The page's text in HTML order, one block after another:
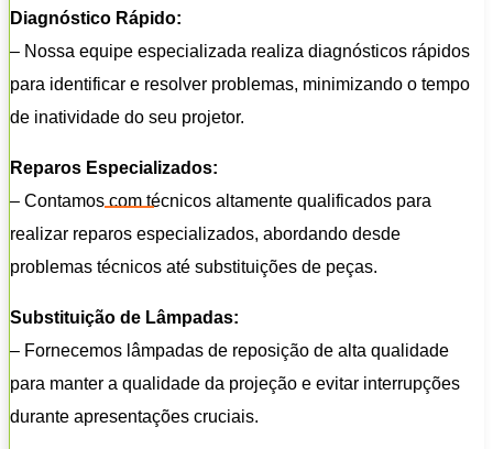
Diagnóstico Rápido:
– Nossa equipe especializada realiza diagnósticos rápidos
para identificar e resolver problemas, minimizando o tempo
de inatividade do seu projetor.
Reparos Especializados:
– Contamos com técnicos altamente qualificados para
realizar reparos especializados, abordando desde
problemas técnicos até substituições de peças.
Substituição de Lâmpadas:
– Fornecemos lâmpadas de reposição de alta qualidade
para manter a qualidade da projeção e evitar interrupções
durante apresentações cruciais.